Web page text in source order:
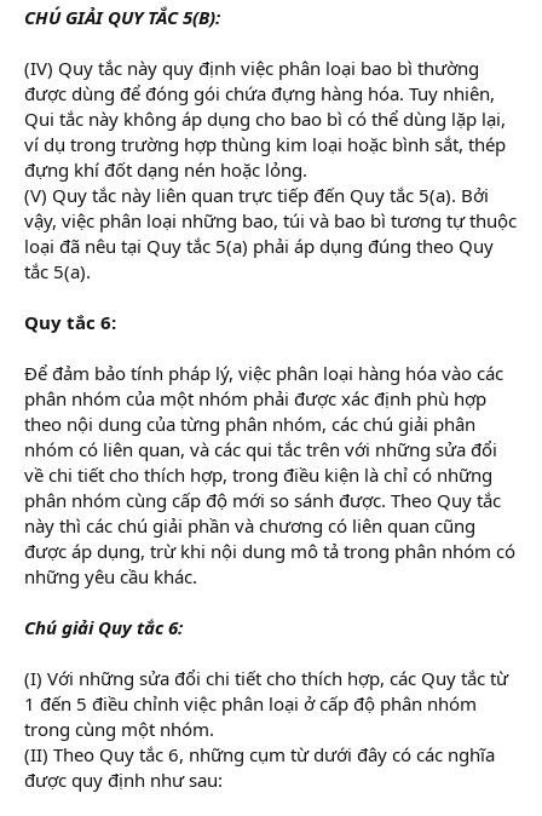
CHÚ GIẢI QUY TẮC 5(B):
(IV) Quy tắc này quy định việc phân loại bao bì thường
được dùng để đóng gói chứa đựng hàng hóa. Tuy nhiên,
Qui tắc này không áp dụng cho bao bì có thể dùng lặp lại,
ví dụ trong trường hợp thùng kim loại hoặc bình sắt, thép
đựng khí đốt dạng nén hoặc lỏng.
(V) Quy tắc này liên quan trực tiếp đến Quy tắc 5(a). Bởi
vậy, việc phân loại những bao, túi và bao bì tương tự thuộc
loại đã nêu tại Quy tắc 5(a) phải áp dụng đúng theo Quy
tắc 5(a).
Quy tắc 6:
Để đảm bảo tính pháp lý, việc phân loại hàng hóa vào các
phân nhóm của một nhóm phải được xác định phù hợp
theo nội dung của từng phân nhóm, các chú giải phân
nhóm có liên quan, và các qui tắc trên với những sửa đổi
về chi tiết cho thích hợp, trong điều kiện là chỉ có những
phân nhóm cùng cấp độ mới so sánh được. Theo Quy tắc
này thì các chú giải phần và chương có liên quan cũng
được áp dụng, trừ khi nội dung mô tả trong phân nhóm có
những yêu cầu khác.
Chú giải Quy tắc 6:
(I) Với những sửa đổi chi tiết cho thích hợp, các Quy tắc từ
1 đến 5 điều chỉnh việc phân loại ở cấp độ phân nhóm
trong cùng một nhóm.
(II) Theo Quy tắc 6, những cụm từ dưới đây có các nghĩa
được quy định như sau: